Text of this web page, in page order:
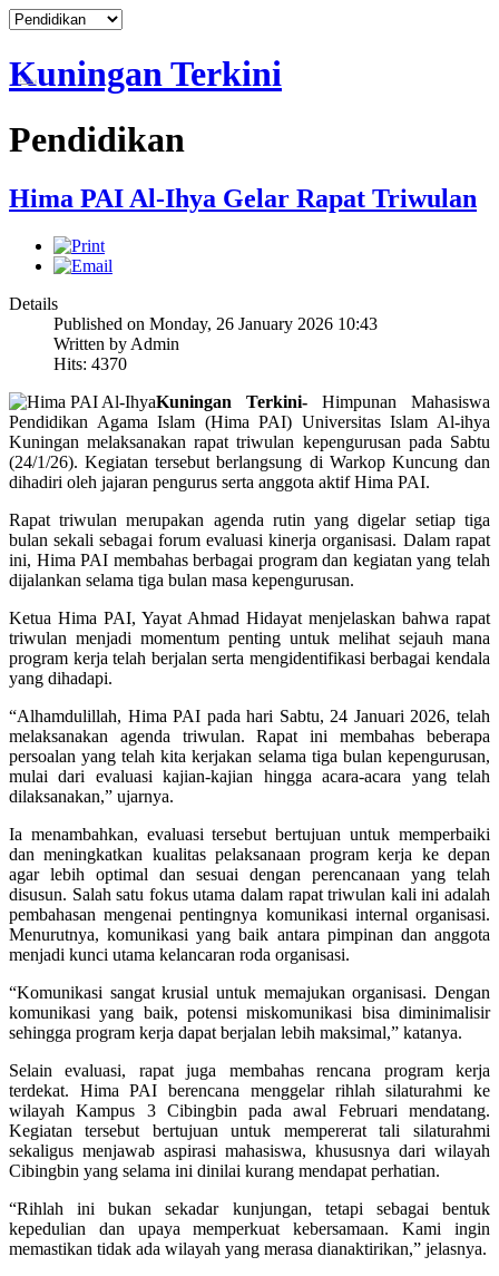
Kuningan Terkini
Pendidikan
Hima PAI Al-Ihya Gelar Rapat Triwulan
Details
Published on Monday, 26 January 2026 10:43
Written by Admin
Hits: 4370
Kuningan Terkini- Himpunan Mahasiswa
Pendidikan Agama Islam (Hima PAI) Universitas Islam Al-ihya
Kuningan melaksanakan rapat triwulan kepengurusan pada Sabtu
(24/1/26). Kegiatan tersebut berlangsung di Warkop Kuncung dan
dihadiri oleh jajaran pengurus serta anggota aktif Hima PAI.
Rapat triwulan merupakan agenda rutin yang digelar setiap tiga
bulan sekali sebagai forum evaluasi kinerja organisasi. Dalam rapat
ini, Hima PAI membahas berbagai program dan kegiatan yang telah
dijalankan selama tiga bulan masa kepengurusan.
Ketua Hima PAI, Yayat Ahmad Hidayat menjelaskan bahwa rapat
triwulan menjadi momentum penting untuk melihat sejauh mana
program kerja telah berjalan serta mengidentifikasi berbagai kendala
yang dihadapi.
“Alhamdulillah, Hima PAI pada hari Sabtu, 24 Januari 2026, telah
melaksanakan agenda triwulan. Rapat ini membahas beberapa
persoalan yang telah kita kerjakan selama tiga bulan kepengurusan,
mulai dari evaluasi kajian-kajian hingga acara-acara yang telah
dilaksanakan,” ujarnya.
Ia menambahkan, evaluasi tersebut bertujuan untuk memperbaiki
dan meningkatkan kualitas pelaksanaan program kerja ke depan
agar lebih optimal dan sesuai dengan perencanaan yang telah
disusun. Salah satu fokus utama dalam rapat triwulan kali ini adalah
pembahasan mengenai pentingnya komunikasi internal organisasi.
Menurutnya, komunikasi yang baik antara pimpinan dan anggota
menjadi kunci utama kelancaran roda organisasi.
“Komunikasi sangat krusial untuk memajukan organisasi. Dengan
komunikasi yang baik, potensi miskomunikasi bisa diminimalisir
sehingga program kerja dapat berjalan lebih maksimal,” katanya.
Selain evaluasi, rapat juga membahas rencana program kerja
terdekat. Hima PAI berencana menggelar rihlah silaturahmi ke
wilayah Kampus 3 Cibingbin pada awal Februari mendatang.
Kegiatan tersebut bertujuan untuk mempererat tali silaturahmi
sekaligus menjawab aspirasi mahasiswa, khususnya dari wilayah
Cibingbin yang selama ini dinilai kurang mendapat perhatian.
“Rihlah ini bukan sekadar kunjungan, tetapi sebagai bentuk
kepedulian dan upaya memperkuat kebersamaan. Kami ingin
memastikan tidak ada wilayah yang merasa dianaktirikan,” jelasnya.
Fishing